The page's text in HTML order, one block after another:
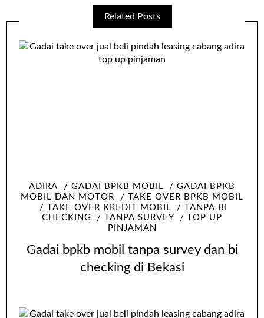
Related Posts
ADIRA GADAI BPKB MOBIL
GADAI BPKB
MOBIL DAN MOTOR
TAKE OVER BPKB MOBIL
TAKE OVER KREDIT MOBIL
TANPA BI
CHECKING
TANPA SURVEY
TOP UP
PINJAMAN
Gadai bpkb mobil tanpa survey dan bi
checking di Bekasi